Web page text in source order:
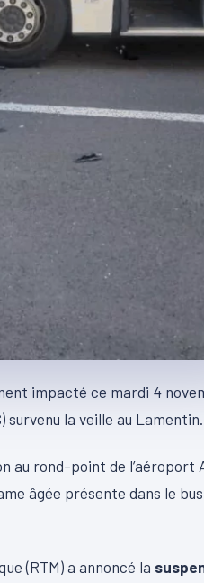
impacté ce mardi 4
survenu la veille au Lamentin.
au rond-point de l’aéroport
âgée présente dans le
(RTM) a annoncé la